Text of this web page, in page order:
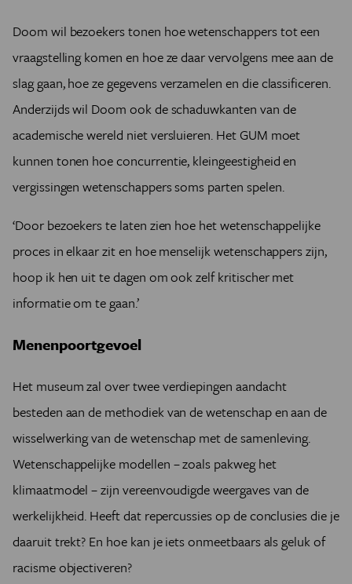
Doom wil bezoekers tonen hoe wetenschappers tot een
vraagstelling komen en hoe ze daar vervolgens mee aan de
slag gaan, hoe ze gegevens verzamelen en die classificeren.
Anderzijds wil Doom ook de schaduwkanten van de
academische wereld niet versluieren. Het GUM moet
kunnen tonen hoe concurrentie, kleingeestigheid en
vergissingen wetenschappers soms parten spelen.
‘Door bezoekers te laten zien hoe het wetenschappelijke
proces in elkaar zit en hoe menselijk wetenschappers zijn,
hoop ik hen uit te dagen om ook zelf kritischer met
informatie om te gaan.’
Menenpoortgevoel
Het museum zal over twee verdiepingen aandacht
besteden aan de methodiek van de wetenschap en aan de
wisselwerking van de wetenschap met de samenleving.
Wetenschappelijke modellen – zoals pakweg het
klimaatmodel – zijn vereenvoudigde weergaves van de
werkelijkheid. Heeft dat repercussies op de conclusies die je
daaruit trekt? En hoe kan je iets onmeetbaars als geluk of
racisme objectiveren?